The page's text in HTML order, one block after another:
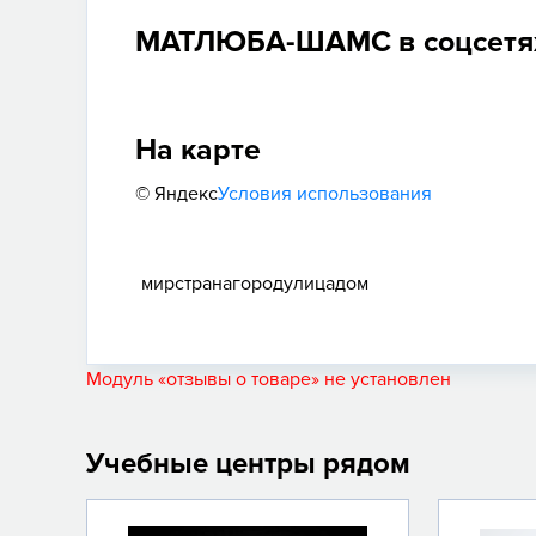
МАТЛЮБА-ШАМС в
На карте
© ЯндексУсловия использования
мирстранагородулицадом
Модуль «отзывы о товаре» не установлен
Учебные центры рядом